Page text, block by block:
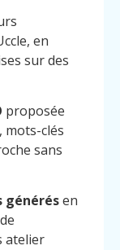
en
sur des
proposée
mots-clés
sans
générésen
atelier